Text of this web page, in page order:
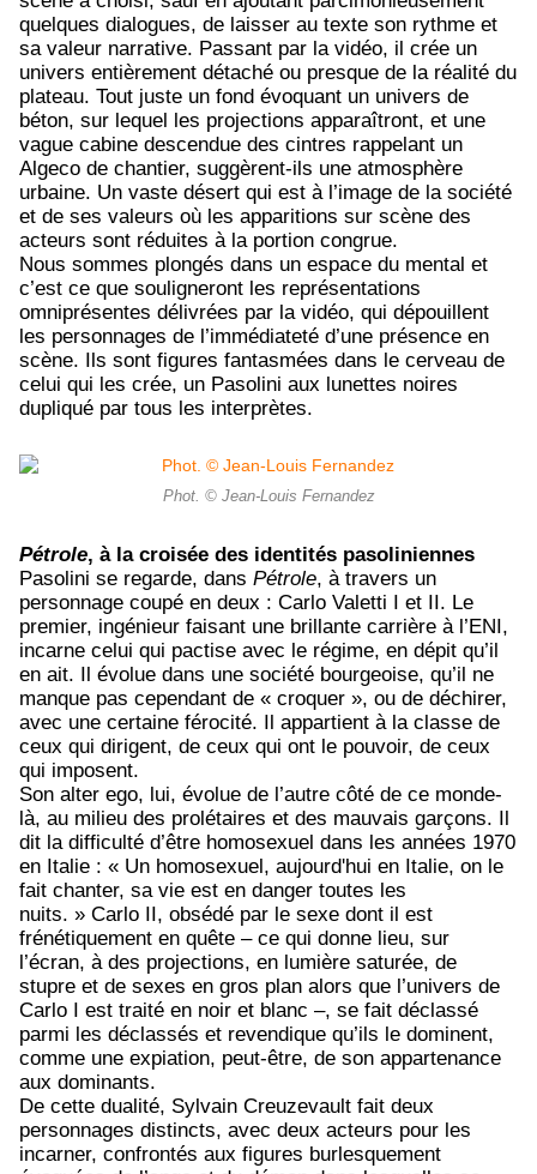
quelques dialogues, de laisser au texte son rythme et
sa valeur narrative. Passant par la vidéo, il crée un
univers entièrement détaché ou presque de la réalité du
plateau. Tout juste un fond évoquant un univers de
béton, sur lequel les projections apparaîtront, et une
vague cabine descendue des cintres rappelant un
Algeco de chantier, suggèrent-ils une atmosphère
urbaine. Un vaste désert qui est à l’image de la société
et de ses valeurs où les apparitions sur scène des
acteurs sont réduites à la portion congrue.
Nous sommes plongés dans un espace du mental et
c’est ce que souligneront les représentations
omniprésentes délivrées par la vidéo, qui dépouillent
les personnages de l’immédiateté d’une présence en
scène. Ils sont figures fantasmées dans le cerveau de
celui qui les crée, un Pasolini aux lunettes noires
dupliqué par tous les interprètes.
Phot. © Jean-Louis Fernandez
Pétrole, à la croisée des identités pasoliniennes
Pasolini se regarde, dans Pétrole, à travers un
personnage coupé en deux : Carlo Valetti I et II. Le
premier, ingénieur faisant une brillante carrière à l’ENI,
incarne celui qui pactise avec le régime, en dépit qu’il
en ait. Il évolue dans une société bourgeoise, qu’il ne
manque pas cependant de « croquer », ou de déchirer,
avec une certaine férocité. Il appartient à la classe de
ceux qui dirigent, de ceux qui ont le pouvoir, de ceux
qui imposent.
Son alter ego, lui, évolue de l’autre côté de ce monde-
là, au milieu des prolétaires et des mauvais garçons. Il
dit la difficulté d’être homosexuel dans les années 1970
en Italie : « Un homosexuel, aujourd'hui en Italie, on le
fait chanter, sa vie est en danger toutes les
nuits. » Carlo II, obsédé par le sexe dont il est
frénétiquement en quête – ce qui donne lieu, sur
l’écran, à des projections, en lumière saturée, de
stupre et de sexes en gros plan alors que l’univers de
Carlo I est traité en noir et blanc –, se fait déclassé
parmi les déclassés et revendique qu’ils le dominent,
comme une expiation, peut-être, de son appartenance
aux dominants.
De cette dualité, Sylvain Creuzevault fait deux
personnages distincts, avec deux acteurs pour les
incarner, confrontés aux figures burlesquement